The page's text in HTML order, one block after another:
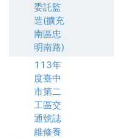
委託監
造(擴充
南區忠
明南路)
113年
度臺中
市第二
工區交
通號誌
維修養